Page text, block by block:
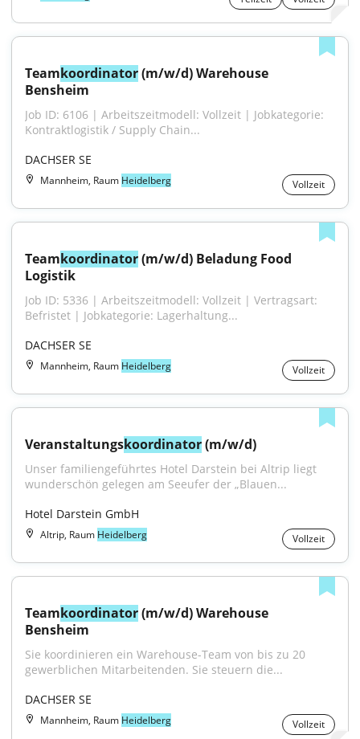
Teamkoordinator (m/w/d) Warehouse
Bensheim
Job ID: 6106 | Arbeitszeitmodell: Vollzeit | Jobkategorie:
Kontraktlogistik / Supply Chain...
DACHSER SE
Mannheim, Raum Heidelberg Vollzeit
Teamkoordinator (m/w/d) Beladung Food
Logistik
Job ID: 5336 | Arbeitszeitmodell: Vollzeit | Vertragsart:
Befristet | Jobkategorie: Lagerhaltung...
DACHSER SE
Mannheim, Raum Heidelberg Vollzeit
Veranstaltungskoordinator (m/w/d)
Unser familiengeführtes Hotel Darstein bei Altrip liegt
wunderschön gelegen am Seeufer der „Blauen...
Hotel Darstein GmbH
Altrip, Raum Heidelberg Vollzeit
Teamkoordinator (m/w/d) Warehouse
Bensheim
Sie koordinieren ein Warehouse-Team von bis zu 20
gewerblichen Mitarbeitenden. Sie steuern die...
DACHSER SE
Mannheim, Raum Heidelberg Vollzeit